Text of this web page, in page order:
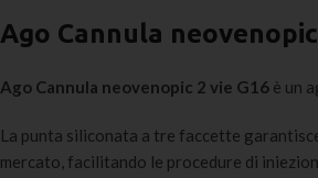
Ago Cannula neovenopic
Ago Cannula neovenopic 2 vie G16 è un
La punta siliconata a tre faccette
mercato, facilitando le procedure di